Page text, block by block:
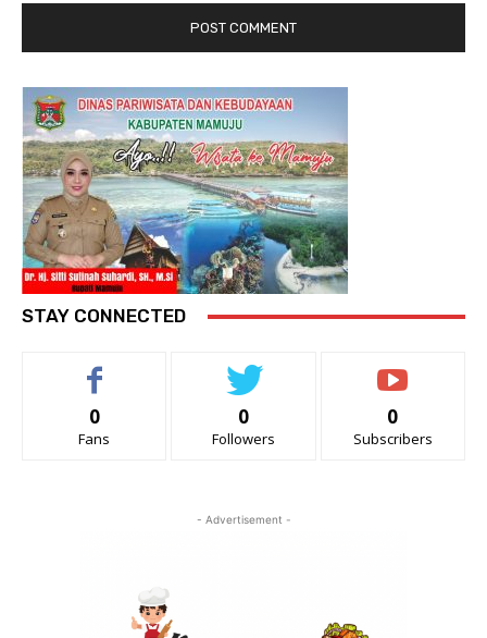
STAY CONNECTED
0
Fans
0
Followers
0
Subscribers
- Advertisement -